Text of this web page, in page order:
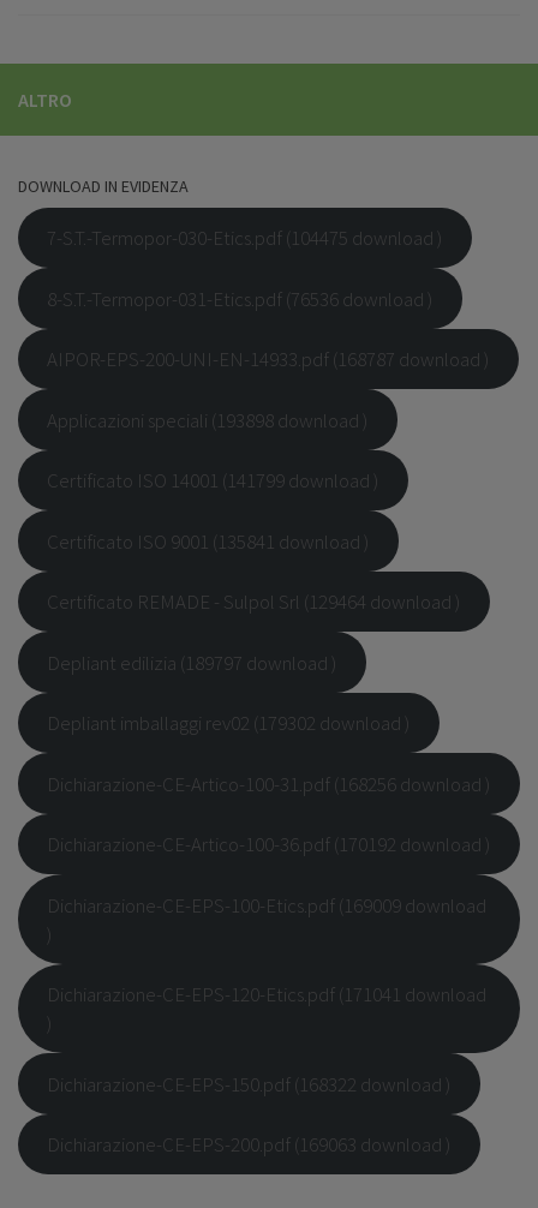
ALTRO
DOWNLOAD IN EVIDENZA
7-S.T.-Termopor-030-Etics.pdf (104475 download )
8-S.T.-Termopor-031-Etics.pdf (76536 download )
AIPOR-EPS-200-UNI-EN-14933.pdf (168787 download )
Applicazioni speciali (193898 download )
Certificato ISO 14001 (141799 download )
Certificato ISO 9001 (135841 download )
Certificato REMADE - Sulpol Srl (129464 download )
Depliant edilizia (189797 download )
Depliant imballaggi rev02 (179302 download )
Dichiarazione-CE-Artico-100-31.pdf (168256 download )
Dichiarazione-CE-Artico-100-36.pdf (170192 download )
Dichiarazione-CE-EPS-100-Etics.pdf (169009 download
)
Dichiarazione-CE-EPS-120-Etics.pdf (171041 download
)
Dichiarazione-CE-EPS-150.pdf (168322 download )
Dichiarazione-CE-EPS-200.pdf (169063 download )